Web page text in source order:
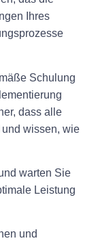
Ihres
Schulung
dass alle
und wissen, wie
warten Sie
Leistung
und